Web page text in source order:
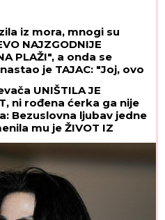
iz mora, mnogi su
NAJZGODNIJE
PLAŽI", a onda se
je TAJAC: "Joj, ovo
UNIŠTILA JE
ni rođena ćerka ga nije
Bezuslovna ljubav jedne
mu je ŽIVOT IZ